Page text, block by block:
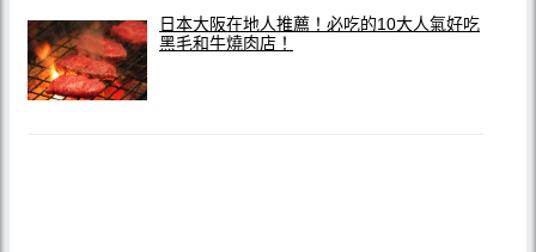
日本大阪在地人推薦！必吃的10大人氣好吃
黑毛和牛燒肉店！